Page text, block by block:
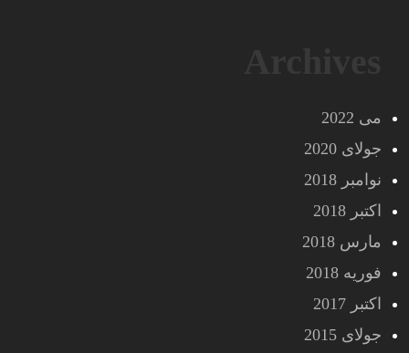
می 2022
جولای 2020
نوامبر 2018
اکتبر 2018
مارس 2018
فوریه 2018
اکتبر 2017
جولای 2015